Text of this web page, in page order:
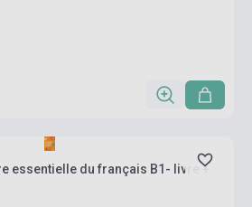
essentielle du français B1- livre +